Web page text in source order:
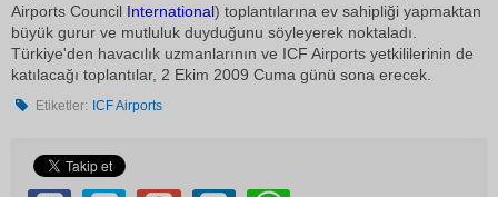
Airports Council International) toplantılarına ev sahipliği yapmaktan
büyük gurur ve mutluluk duyduğunu söyleyerek noktaladı.
Türkiye'den havacılık uzmanlarının ve ICF Airports yetkililerinin de
katılacağı toplantılar, 2 Ekim 2009 Cuma günü sona erecek.
Etiketler: ICF Airports